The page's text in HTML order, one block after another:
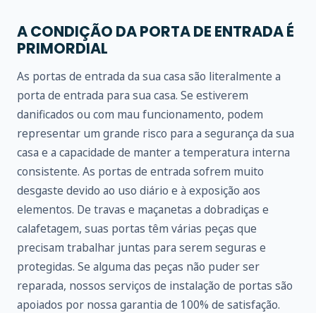
A CONDIÇÃO DA PORTA DE ENTRADA É
PRIMORDIAL
As portas de entrada da sua casa são literalmente a
porta de entrada para sua casa. Se estiverem
danificados ou com mau funcionamento, podem
representar um grande risco para a segurança da sua
casa e a capacidade de manter a temperatura interna
consistente. As portas de entrada sofrem muito
desgaste devido ao uso diário e à exposição aos
elementos. De travas e maçanetas a dobradiças e
calafetagem, suas portas têm várias peças que
precisam trabalhar juntas para serem seguras e
protegidas. Se alguma das peças não puder ser
reparada, nossos serviços de instalação de portas são
apoiados por nossa garantia de 100% de satisfação.